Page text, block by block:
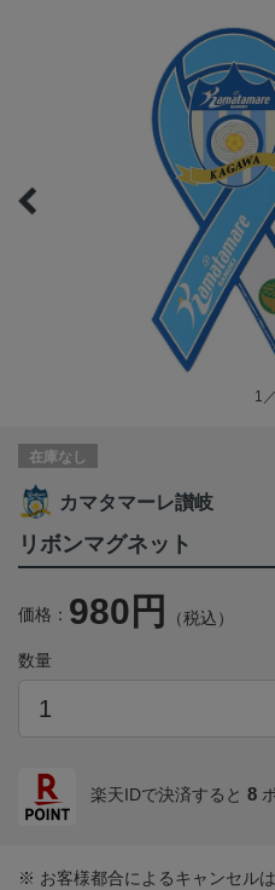
1
在庫なし
カマタマーレ讃岐
リボンマグネット
価格： 980円 （税込）
数量
楽天IDで決済すると 8
※ お客様都合によるキャンセルは